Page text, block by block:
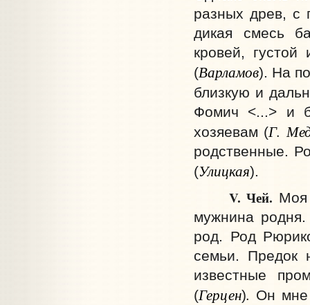
разных древ, с
дикая смесь
кровей,
(Варламов). На
близкую и
Фомич <...> и
хозяевам (Г.
родственные.
(Улицкая).
V. Чей. Моя
мужнина
род. Род
семьи. Предок
известные
(Герцен). Он мне